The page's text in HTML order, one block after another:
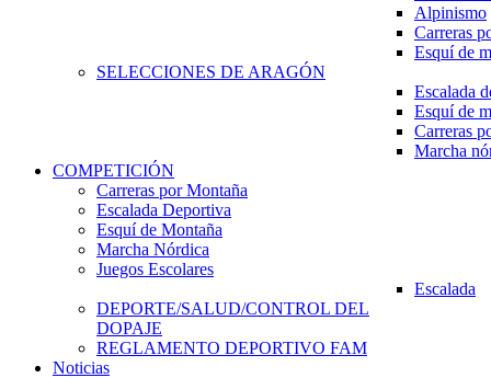
Alpinismo
Carreras
Esquí de
SELECCIONES DE ARAGÓN
Escalada
Esquí de
Carreras
Marcha
COMPETICIÓN
Carreras por Montaña
Escalada Deportiva
Esquí de Montaña
Marcha Nórdica
Juegos Escolares
Escalada
DEPORTE/SALUD/CONTROL DEL
DOPAJE
REGLAMENTO DEPORTIVO FAM
Noticias